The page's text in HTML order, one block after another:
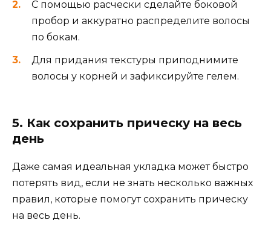
С помощью расчески сделайте боковой
пробор и аккуратно распределите волосы
по бокам.
Для придания текстуры приподнимите
волосы у корней и зафиксируйте гелем.
5. Как сохранить прическу на весь
день
Даже самая идеальная укладка может быстро
потерять вид, если не знать несколько важных
правил, которые помогут сохранить прическу
на весь день.